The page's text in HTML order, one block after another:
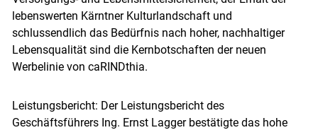
lebenswerten Kärntner Kulturlandschaft und
schlussendlich das Bedürfnis nach hoher, nachhaltiger
Lebensqualität sind die Kernbotschaften der neuen
Werbelinie von caRINDthia.
Leistungsbericht: Der Leistungsbericht des
Geschäftsführers Ing. Ernst Lagger bestätigte das hohe